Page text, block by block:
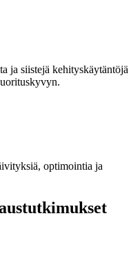
ja siistejä kehityskäytäntöjä
optimointia ja